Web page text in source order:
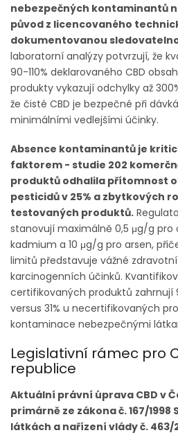
nebezpečných kontaminantů
původ z licencovaného
dokumentovanou
laboratorní analýzy potvrzují, že
90-110% deklarovaného CBD
produkty vykazují odchylky až
že čisté CBD je bezpečné při
minimálními vedlejšími účinky.
Absence kontaminantů je
faktorem - studie 202
produktů odhalila přítomnost
pesticidů v 25% a zbytkových
testovaných produktů.
stanovují maximálně 0,5 μg/g pro
kadmium a 10 μg/g pro arsen,
limitů představuje vážné
karcinogenních účinků.
certifikovaných produktů zahrnují
versus 31% u necertifikovaných
kontaminace nebezpečnými
Legislativní rámec pro
republice
Aktuální právní úprava CBD v
primárně ze zákona č. 167/1998
látkách a nařízení vlády č. 463/